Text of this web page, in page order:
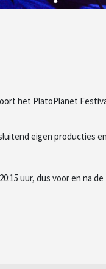
het PlatoPlanet
eigen producties
uur, dus voor en na de